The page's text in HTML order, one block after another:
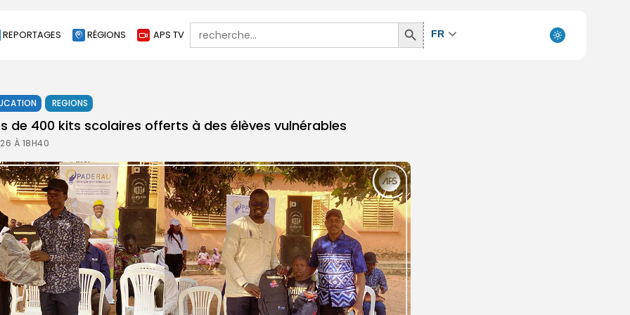
REPORTAGES RÉGIONS APS TV
Search
for:
Search
Button
FR
REGIONS
de 400 kits scolaires offerts à des élèves vulnérables
À 18H40